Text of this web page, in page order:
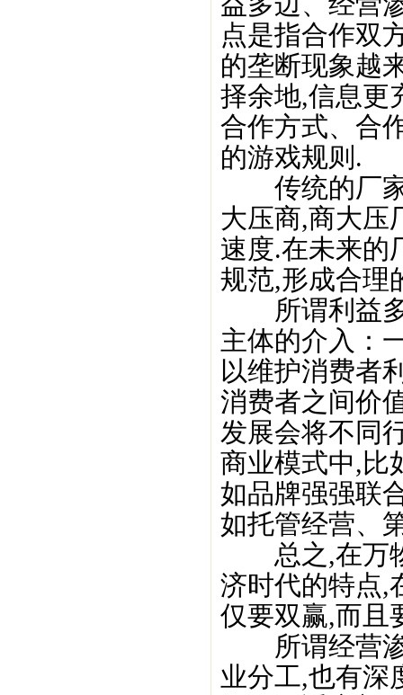
点是指合作双
的垄断现象越
择余地,信息更
合作方式、合
的游戏规则.
传统的厂家
大压商,商大压
速度.在未来的
规范,形成合理
所谓利益多
主体的介入：
以维护消费者
消费者之间价
发展会将不同
商业模式中,比
如品牌强强联
如托管经营、
总之,在万物
济时代的特点,
仅要双赢,而且
所谓经营渗
业分工,也有深